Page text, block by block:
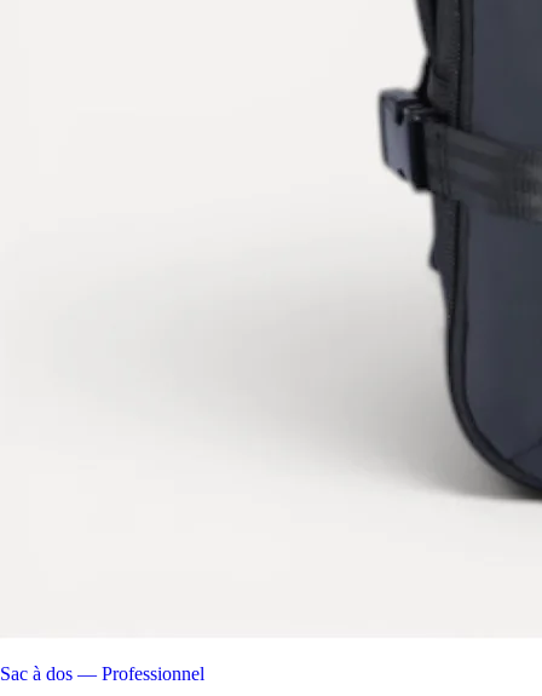
Sac à dos — Professionnel